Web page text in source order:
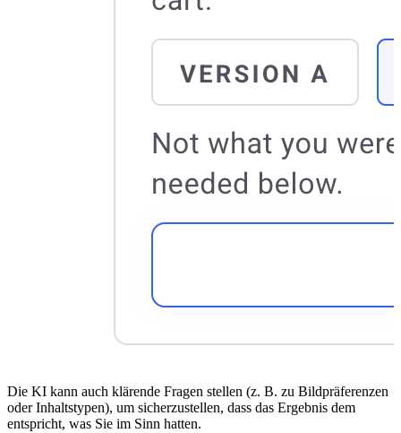
Die KI kann auch klärende Fragen stellen (z. B. zu Bildpräferenzen
oder Inhaltstypen), um sicherzustellen, dass das Ergebnis dem
entspricht, was Sie im Sinn hatten.